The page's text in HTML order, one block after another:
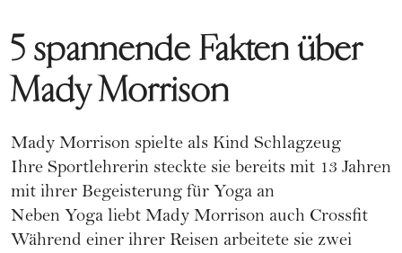
5 spannende Fakten über
Mady Morrison
Mady Morrison spielte als Kind Schlagzeug
Ihre Sportlehrerin steckte sie bereits mit 13 Jahren
mit ihrer Begeisterung für Yoga an
Neben Yoga liebt Mady Morrison auch Crossfit
Während einer ihrer Reisen arbeitete sie zwei